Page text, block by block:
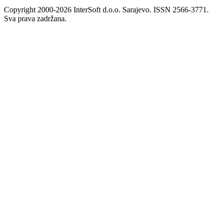
Copyright 2000-2026 InterSoft d.o.o. Sarajevo. ISSN 2566-3771.
Sva prava zadržana.